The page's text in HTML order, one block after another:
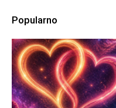
Popularno